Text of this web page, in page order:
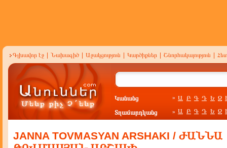
Գլխավոր էջ Նախագիծ Աջակցություն Կարծիքներ Շնորհակալություն
Կանանց » Ա Բ Գ Դ Ե Զ
Տղամարդկանց » Ա Բ Գ Դ Ե Զ
JANNA TOVMASYAN ARSHAKI / ԺԱՆՆԱ